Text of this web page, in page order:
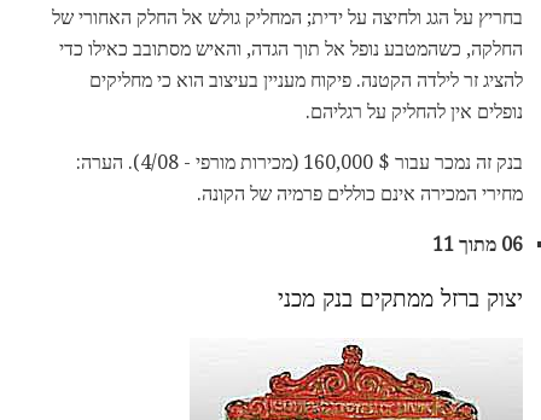
בחריץ על הגג ולחיצה על ידית; המחליק גולש אל החלק האחורי של
החלקה, כשהמטבע נופל אל תוך הגדה, והאיש מסתובב כאילו כדי
להציג זר לילדה הקטנה. פיקוח מעניין בעיצוב הוא כי מחליקים
נופלים אין להחליק על רגליהם.
בנק זה נמכר עבור $ 160,000 (מכירות מורפי - 4/08). הערה:
מחירי המכירה אינם כוללים פרמיה של הקונה.
06 מתוך 11
יצוק ברזל ממתקים בנק מכני